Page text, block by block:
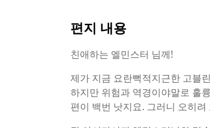
편지 내용
친애하는 엘민스터 님께!
제가 지금 요란뻑적지근한 고블
하지만 위험과 역경이야말로 훌
편이 백번 낫지요. 그러니 오히려